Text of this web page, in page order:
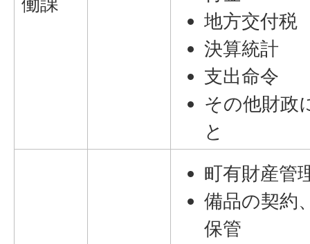
地方交付税
決算統計
支出命令
その他財政
と
町有財産管
備品の契約
保管